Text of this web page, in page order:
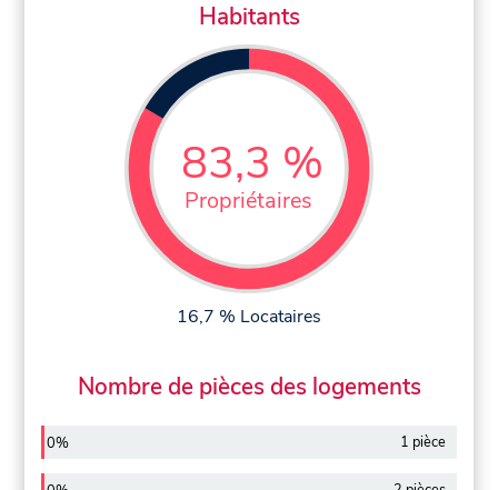
Habitants
83,3 %
Propriétaires
16,7 % Locataires
Nombre de pièces des logements
0% 1 pièce